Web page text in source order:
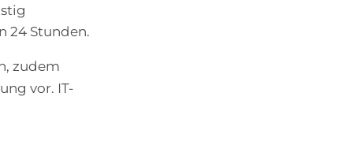
24 Stunden.
zudem
vor. IT-